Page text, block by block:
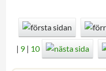
| 9 | 10